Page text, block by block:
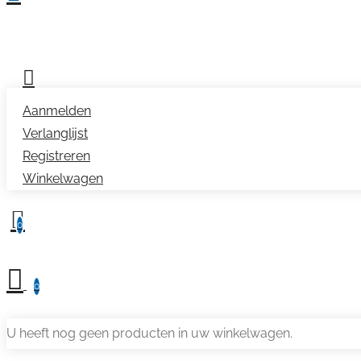
Aanmelden
Verlanglijst
Registreren
Winkelwagen
0
0
U heeft nog geen producten in uw winkelwagen.